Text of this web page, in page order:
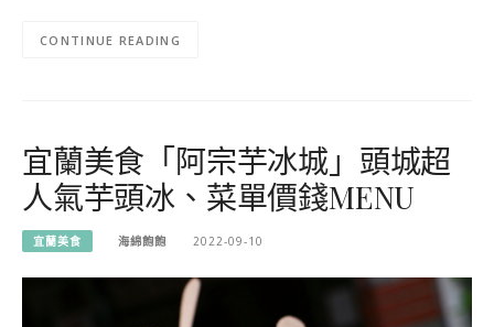
CONTINUE READING
宜蘭美食「阿宗芋冰城」頭城超
人氣芋頭冰、菜單價錢MENU
宜蘭美食 海綿飽飽 2022-09-10